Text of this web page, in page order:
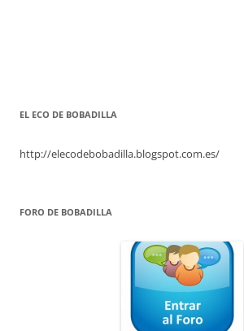
EL ECO DE BOBADILLA
http://elecodebobadilla.blogspot.com.es/
FORO DE BOBADILLA